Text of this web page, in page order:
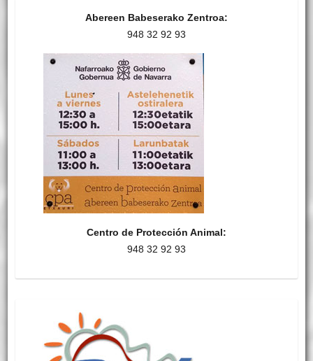
Abereen Babeserako Zentroa:
948 32 92 93
Centro de Protección Animal:
948 32 92 93